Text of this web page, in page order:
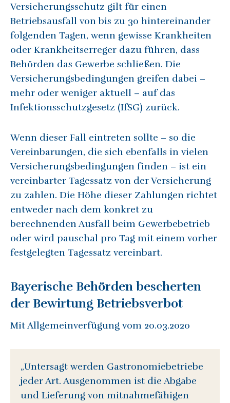
Versicherungsschutz gilt für einen
Betriebsausfall von bis zu 30 hintereinander
folgenden Tagen, wenn gewisse Krankheiten
oder Krankheitserreger dazu führen, dass
Behörden das Gewerbe schließen. Die
Versicherungsbedingungen greifen dabei –
mehr oder weniger aktuell – auf das
Infektionsschutzgesetz (IfSG) zurück.
Wenn dieser Fall eintreten sollte – so die
Vereinbarungen, die sich ebenfalls in vielen
Versicherungsbedingungen finden – ist ein
vereinbarter Tagessatz von der Versicherung
zu zahlen. Die Höhe dieser Zahlungen richtet
entweder nach dem konkret zu
berechnenden Ausfall beim Gewerbebetrieb
oder wird pauschal pro Tag mit einem vorher
festgelegten Tagessatz vereinbart.
Bayerische Behörden bescherten
der Bewirtung Betriebsverbot
Mit Allgemeinverfügung vom 20.03.2020
„Untersagt werden Gastronomiebetriebe
jeder Art. Ausgenommen ist die Abgabe
und Lieferung von mitnahmefähigen